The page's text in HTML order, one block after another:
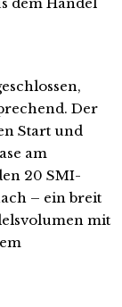
Der
Start und
am
20 SMI-
– ein breit
mit